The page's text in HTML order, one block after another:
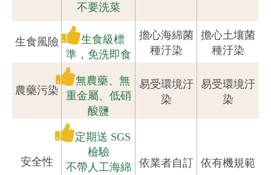
不要洗菜
生食風險
生食級標
準，免洗即食
擔心海綿菌
種汙染
擔心土壤菌
種汙染
農藥污染
無農藥、無
重金屬、低硝
酸鹽
易受環境汙
染
易受環境汙
染
安全性
定期送 SGS
檢驗
不帶人工海綿
依業者自訂 依有機規範